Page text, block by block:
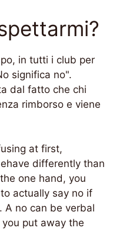
in tutti i club per
significa no".
dal fatto che chi
rimborso e viene
at first,
differently than
one hand, you
actually say no if
A no can be verbal
put away the